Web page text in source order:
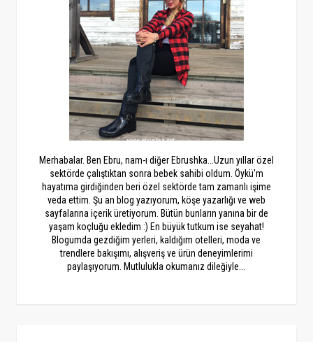
Merhabalar. Ben Ebru, nam-ı diğer Ebrushka...Uzun yıllar özel
sektörde çalıştıktan sonra bebek sahibi oldum. Öykü'm
hayatıma girdiğinden beri özel sektörde tam zamanlı işime
veda ettim. Şu an blog yazıyorum, köşe yazarlığı ve web
sayfalarına içerik üretiyorum. Bütün bunların yanına bir de
yaşam koçluğu ekledim :) En büyük tutkum ise seyahat!
Blogumda gezdiğim yerleri, kaldığım otelleri, moda ve
trendlere bakışımı, alışveriş ve ürün deneyimlerimi
paylaşıyorum. Mutlulukla okumanız dileğiyle...